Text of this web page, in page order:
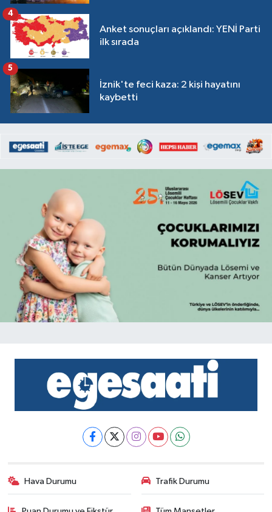
Anket sonuçları açıklandı: YENİ Parti
ilk sırada
4
İznik'te feci kaza: 2 kişi hayatını
kaybetti
5
Hava Durumu Trafik Durumu